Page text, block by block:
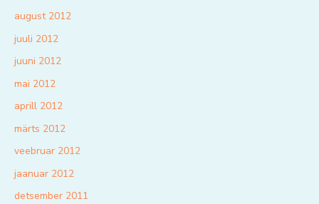
august 2012
juuli 2012
juuni 2012
mai 2012
aprill 2012
märts 2012
veebruar 2012
jaanuar 2012
detsember 2011